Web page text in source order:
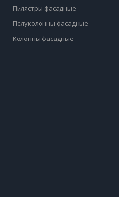
Пилястры фасадные
Полуколонны фасадные
Колонны фасадные